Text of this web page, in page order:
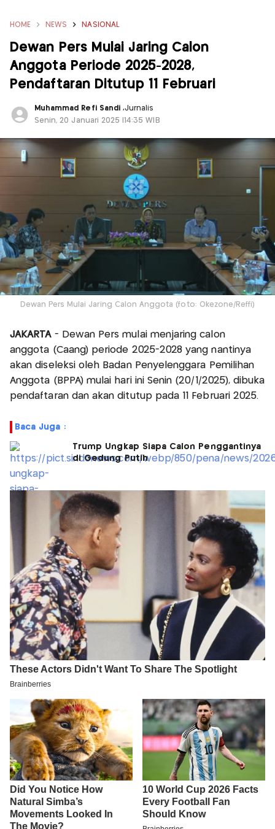
HOME NEWS NASIONAL
Dewan Pers Mulai Jaring Calon
Anggota Periode 2025-2028,
Pendaftaran Ditutup 11 Februari
Muhammad Refi Sandi ,Jurnalis
Senin, 20 Januari 2025 |14:35 WIB
Dewan Pers Mulai Jaring Calon Anggota (foto: Okezone/Reffi)
JAKARTA - Dewan Pers mulai menjaring calon
anggota (Caang) periode 2025-2028 yang nantinya
akan diseleksi oleh Badan Penyelenggara Pemilihan
Anggota (BPPA) mulai hari ini Senin (20/1/2025), dibuka
pendaftaran dan akan ditutup pada 11 Februari 2025.
Baca Juga :
Trump Ungkap Siapa Calon Penggantinya
di Gedung Putih